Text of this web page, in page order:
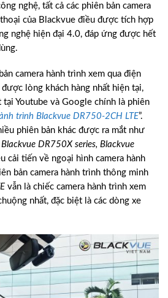
nghệ, tất cả các phiên bản camera
của Blackvue điều được tích hợp
nghệ hiện đại 4.0, đáp ứng được hết
camera hành trình xem qua điện
lòng khách hàng nhất hiện tại,
Youtube và Google chính là phiên
trình Blackvue DR750-2CH LTE”.
phiên bản khác được ra mắt như
DR750X series, Blackvue
cải tiến về ngoại hình camera hành
bản camera hành trình thông minh
vẫn là chiếc camera hành trình xem
nhất, đặc biệt là các dòng xe